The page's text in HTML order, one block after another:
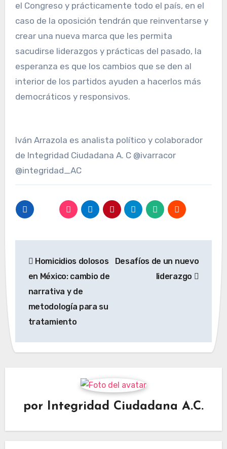
el Congreso y prácticamente todo el país, en el
caso de la oposición tendrán que reinventarse y
crear una nueva marca que les permita
sacudirse liderazgos y prácticas del pasado, la
esperanza es que los cambios que se den al
interior de los partidos ayuden a hacerlos más
democráticos y responsivos.
Iván Arrazola es analista político y colaborador
de Integridad Ciudadana A. C @ivarracor
@integridad_AC
de
entradas
Homicidios dolosos
en México: cambio de
narrativa y de
metodología para su
tratamiento
Desafíos de un nuevo
liderazgo
por Integridad Ciudadana A.C.